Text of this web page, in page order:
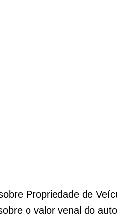
Propriedade de
o valor venal do